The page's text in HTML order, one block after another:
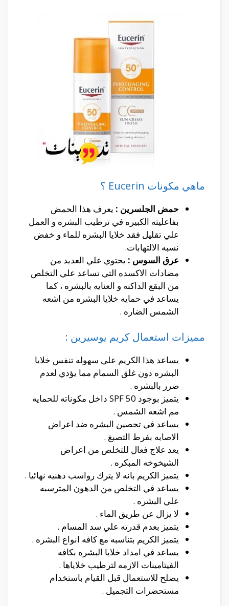
ماهي مكونات Eucerin ؟
حمض الجلسرين : يعرف هذا الحمض
بفاعليته الكبيره في ترطيب البشره و العمل
علي تقليل فقد خلايا البشره للماء و خفض
نسبه الالتهابات.
عرق السوس : يحتوي علي العديد من
مضادات الاكسده التي تساعد علي التخلص
من البقع الداكنه و العنايه بالبشره ، كما
يساعد في حمايه خلايا البشره من اشعه
الشمس الضاره .
مميزات استعمال كريم يوسيرين :
يساعد هذا الكريم علي سهوله تنفس خلايا
البشره دون غلق السمام مما يؤدي لعدم
ضرر بالبشره .
يتميز بوجود SPF 50 داخل مكوناته للحمايه
مم اشعه الشمس .
يساعد في تحصين البشره ضد اعراض
الاصابه بفرط التصبغ .
يعد علاج فعال للتخلص من اعراض
الشيخوخه المبكره .
يتميز الكريم بانه لا يترك رواسب دهنيه نهائيا .
يساعد في التخلص من الدهون المترسبه
علي البشره .
لا يزال عن طريق الماء .
يتميز بعدم قدرته علي سد المسام .
يتميز الكريم بتناسبه مع كافه انواع البشره .
يساعد في امداد خلايا البشره بكافه
الفيتامينات الازمه لترطيب خلاياها .
يصلح للاستعمال قبل القيام باستخدام
مستحضرات التجميل .